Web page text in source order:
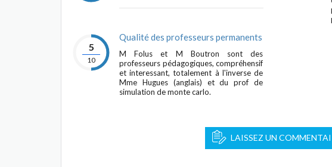
5
10
Qualité des professeurs permanents
M Folus et M Boutron sont des
professeurs pédagogiques, compréhensif
et interessant, totalement à l'inverse de
Mme Hugues (anglais) et du prof de
simulation de monte carlo.
LAISSEZ UN